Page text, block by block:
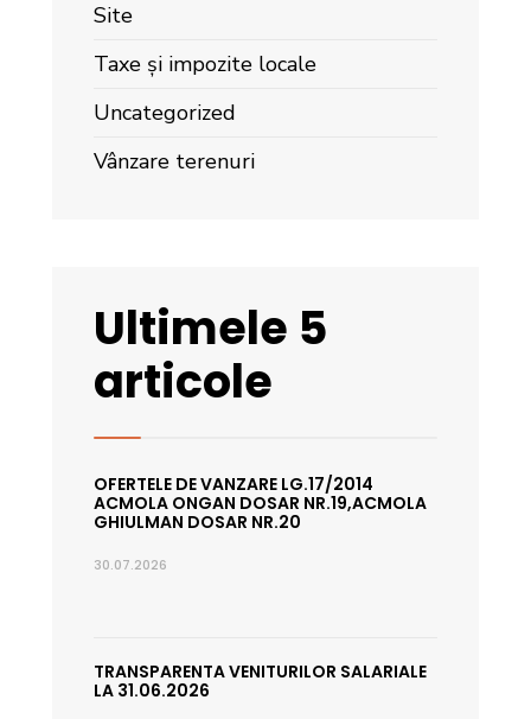
Site
Taxe și impozite locale
Uncategorized
Vânzare terenuri
Ultimele 5
articole
OFERTELE DE VANZARE LG.17/2014
ACMOLA ONGAN DOSAR NR.19,ACMOLA
GHIULMAN DOSAR NR.20
30.07.2026
TRANSPARENTA VENITURILOR SALARIALE
LA 31.06.2026